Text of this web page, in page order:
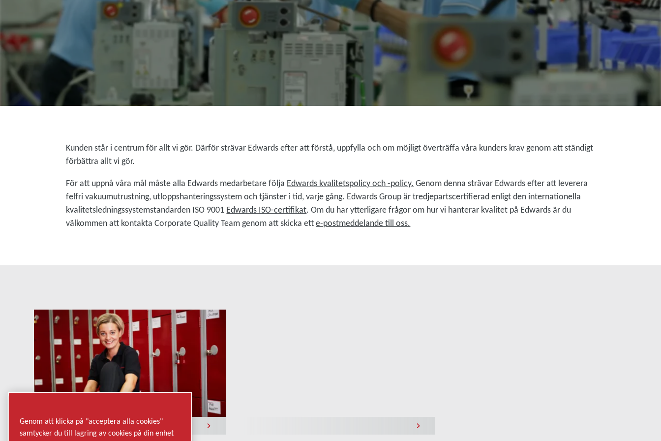
Kunden står i centrum för allt vi gör. Därför strävar Edwards efter att förstå, uppfylla och om möjligt överträffa våra kunders krav genom att ständigt
förbättra allt vi gör.
För att uppnå våra mål måste alla Edwards medarbetare följa Edwards kvalitetspolicy och -policy. Genom denna strävar Edwards efter att leverera
felfri vakuumutrustning, utloppshanteringssystem och tjänster i tid, varje gång. Edwards Group är tredjepartscertifierad enligt den internationella
kvalitetsledningssystemstandarden ISO 9001 Edwards ISO-certifikat. Om du har ytterligare frågor om hur vi hanterar kvalitet på Edwards är du
välkommen att kontakta Corporate Quality Team genom att skicka ette-postmeddelande till oss.
Ansvarsfullt företagande
Genom att klicka på "acceptera alla cookies"
samtycker du till lagring av cookies på din enhet